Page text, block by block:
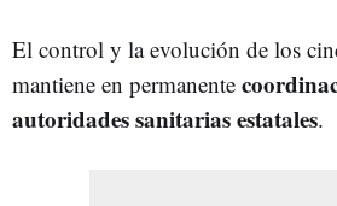
El control y la evolución de los
mantiene en permanente
autoridades sanitarias estatales.